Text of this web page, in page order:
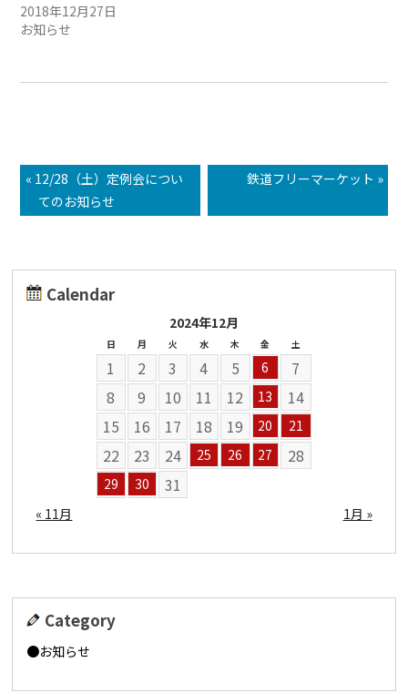
2018年12月27日
お知らせ
« 12/28（土）定例会につい
てのお知らせ
鉄道フリーマーケット »
Calendar
2024年12月
日 月 火 水 木 金 土
1 2 3 4 5 6
7
8
9 10 11 12 13
14
15
16 17 18 19 20 21
22 23 24 25 26 27 28
29 30 31
« 11月 1月 »
Category
お知らせ